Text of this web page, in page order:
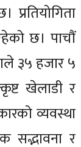
छ। पाचौं
३५ हजार ५
खेलाडी र
व्यवस्था
सद्भावना र